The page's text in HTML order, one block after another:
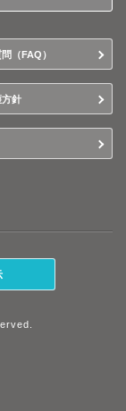
（FAQ）
方針